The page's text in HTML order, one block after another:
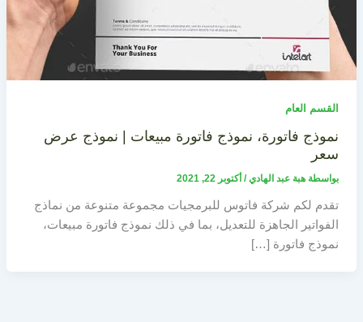
القسم العام
نموذج فاتورة، نموذج فاتورة مبيعات | نموذج عرض
سعر
بواسطة هبة عبد الهادي/ أكتوبر 22, 2021
تقدم لكم شركة فاتوس للبرمجيات مجموعة متنوعة من نماذج
الفواتير الجاهزة للتعديل، بما في ذلك نموذج فاتورة مبيعات،
نموذج فاتورة […]